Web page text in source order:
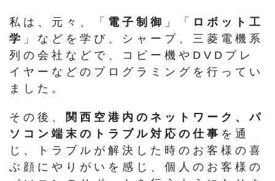
私は、元々、「 電子制御 」「
ロボット工
学 」などを学び、シャープ、三菱電機系
列の会社などで、コピー機やDVDプレ
イヤーなどのプログラミングを行ってい
ました。
その後、 関西空港内のネットワーク、パ
ソコン端末のトラブル対応の仕事 を通
じ、トラブルが解決した時のお客様の喜
ぶ顔にやりがいを感じ、個人のお客様の